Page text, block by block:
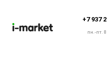
+7 937
пн.-пт.